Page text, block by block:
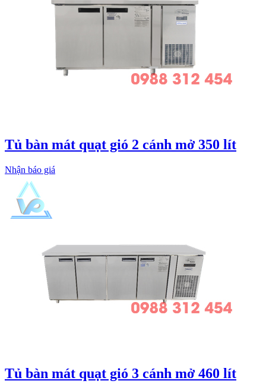
Tủ bàn mát quạt gió 2 cánh mở 350 lít
Nhận báo giá
Tủ bàn mát quạt gió 3 cánh mở 460 lít